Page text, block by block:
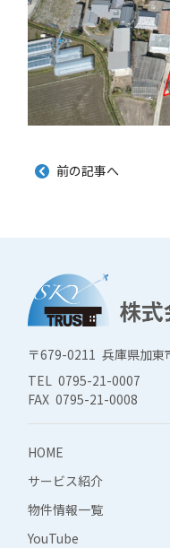
前の記事へ
〒679-0211 兵庫県加東
TEL 0795-21-0007
FAX 0795-21-0008
HOME
サービス紹介
物件情報一覧
YouTube